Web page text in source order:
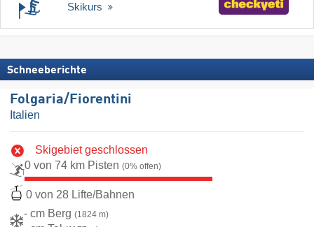
Skikurs
Schneeberichte
Folgaria/​Fiorentini
Italien
Skigebiet geschlossen
0 von 74 km Pisten (0% offen)
0 von 28 Lifte/Bahnen
- cm Berg (1824 m)